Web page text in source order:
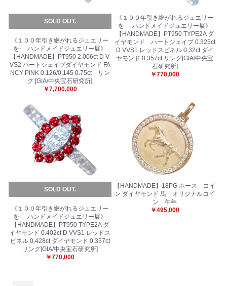
SOLD OUT.
《１００年引き継がれるジュエリー
を- ハンドメイドジュエリー展》
【HANDMADE】PT950 2.006ct D V
VS2 ハートシェイプダイヤモンド FA
NCY PINK 0.126/0.145 0.75ct リン
グ [GIA/中央宝石研究所]
￥7,700,000
《１００年引き継がれるジュエリー
を- ハンドメイドジュエリー展》
【HANDMADE】PT950 TYPE2A ダ
イヤモンド ハートシェイプ 0.325ct
D VVS1 レッドスピネル 0.32ct ダイ
ヤモンド 0.357ct リング[GIA/中央宝
石研究所]
￥770,000
SOLD OUT.
《１００年引き継がれるジュエリー
を- ハンドメイドジュエリー展》
【HANDMADE】PT950 TYPE2A ダ
イヤモンド 0.402ct D VVS1 レッドス
ピネル 0.428ct ダイヤモンド 0.357ct
リング[GIA/中央宝石研究所]
￥770,000
【HANDMADE】18PG ホース コイ
ン ダイヤモンド 馬 オリジナルコイ
ン 午年
￥495,000